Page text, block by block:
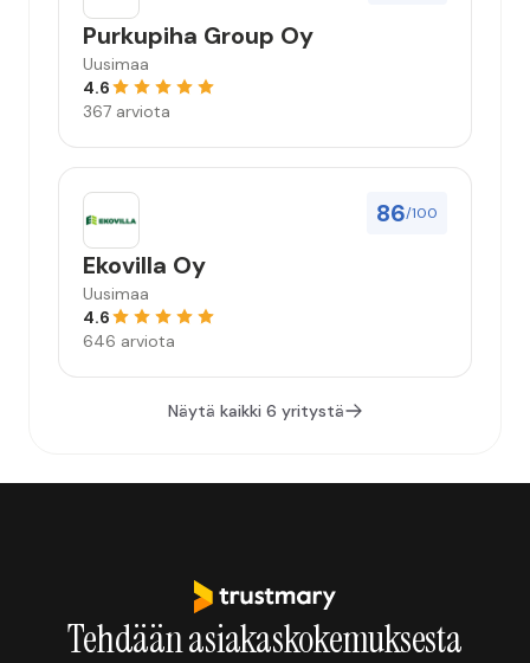
Purkupiha Group Oy
Uusimaa
4.6
367 arviota
86/100
Ekovilla Oy
Uusimaa
4.6
646 arviota
Näytä kaikki 6 yritystä
Tehdään asiakaskokemuksesta